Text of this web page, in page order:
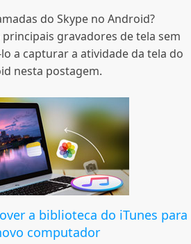
do Skype no Android?
gravadores de tela sem
a capturar a atividade da tela do
nesta postagem.
a biblioteca do iTunes para
computador